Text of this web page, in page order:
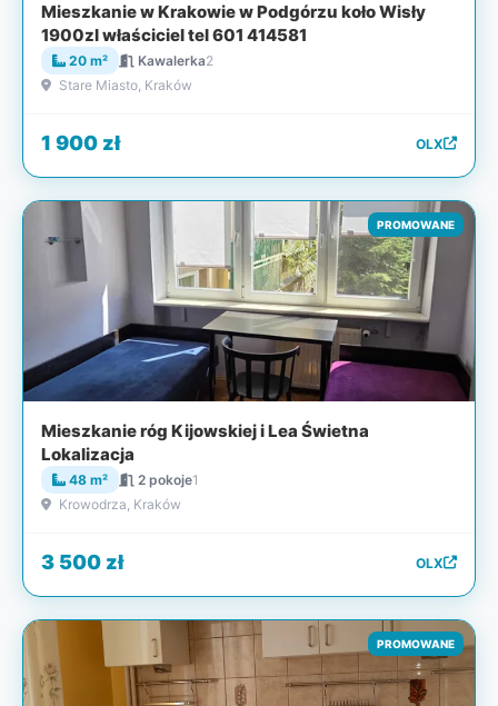
Mieszkanie w Krakowie w Podgórzu koło Wisły
1900zl właściciel tel 601 414581
20 m² Kawalerka2
Stare Miasto, Kraków
1 900 zł OLX
PROMOWANE
Mieszkanie róg Kijowskiej i Lea Świetna
Lokalizacja
48 m² 2 pokoje1
Krowodrza, Kraków
3 500 zł OLX
PROMOWANE